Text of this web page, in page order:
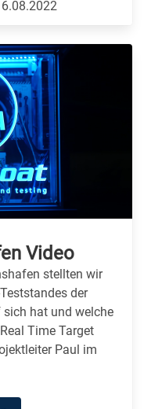
Video
stellten wir
der
sich hat und welche
Time Target
Paul im